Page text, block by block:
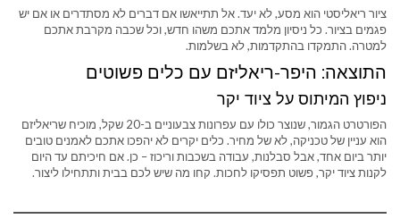
ציור ריאליסטי הוא מסע, לא יעד. אל תתייאשו אם דברים לא מסתדרים או אם יש
פגמים בציור. כל ניסיון מלמד אתכם משהו חדש, וכל שכבה מקרבת אתכם
למטרה. התמקדו בהתקדמות, לא בשלמות.
התוצאה: היפר-ריאליזם עם כלים פשוטים
ניפוץ המיתוס על ציוד יקר
הפורטרט הגמור, שנוצר כולו עם עפרונות צבעוניים ב-20 שקל, מוכיח שריאליזם
הוא עניין של טכניקה, לא של מחיר. כלים יקרים לא יהפכו אתכם לאמנים טובים
יותר ביום אחד, אבל סבלנות, עבודה בשכבות וריכוז – כן. אם חיכיתם עד היום
לקנות ציוד יקר, פשוט תפסיקו לחכות. קחו מה שיש לכם בבית ותתחילו ליצור.